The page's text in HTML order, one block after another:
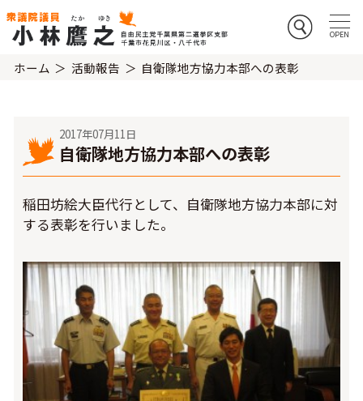
ホーム 活動報告 自衛隊地方協力本部への表彰
2017年07月11日
自衛隊地方協力本部への表彰
稲田坊絵大臣代行として、自衛隊地方協力本部に対
する表彰を行いました。